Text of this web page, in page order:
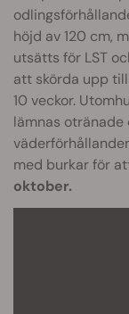
höjd av 120 cm,
utsätts för LST
att skörda upp till
10 veckor.
lämnas otränade
med burkar för
oktober.